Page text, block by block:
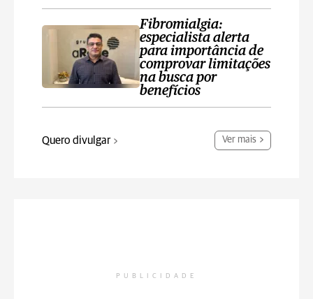
Fibromialgia:
especialista alerta
para importância de
comprovar limitações
na busca por
benefícios
Quero divulgar Ver mais
PUBLICIDADE